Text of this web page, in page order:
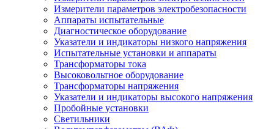
Измерители параметров электробезопасности
Аппараты испытательные
Диагностическое оборудование
Указатели и индикаторы низкого напряжения
Испытательные установки и аппараты
Трансформаторы тока
Высоковольтное оборудование
Трансформаторы напряжения
Указатели и индикаторы высокого напряжения
Пробойные установки
Светильники